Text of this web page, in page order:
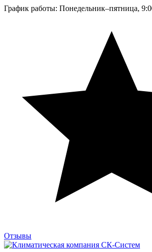
График работы: Понедельник–пятница,
Отзывы